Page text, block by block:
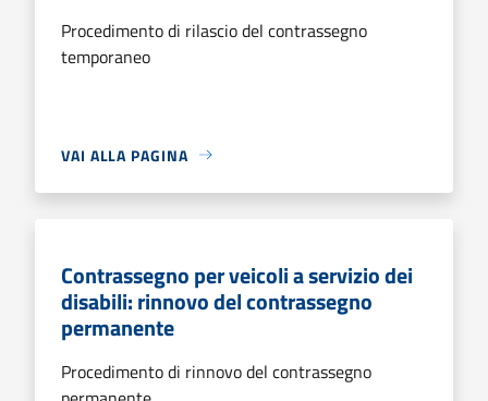
Procedimento di rilascio del contrassegno
temporaneo
VAI ALLA PAGINA
Contrassegno per veicoli a servizio dei
disabili: rinnovo del contrassegno
permanente
Procedimento di rinnovo del contrassegno